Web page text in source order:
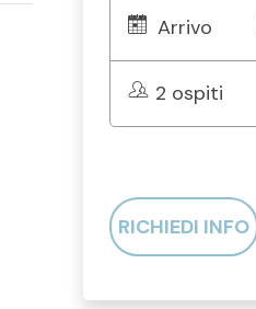
Arrivo
2 ospiti
RICHIEDI INFO